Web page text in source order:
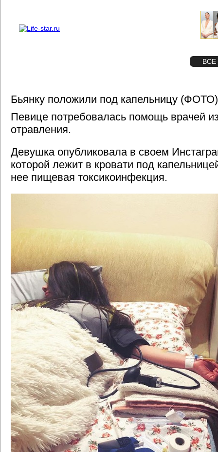
ВСЕ
Бьянку положили под капельницу (ФОТО)
Певице потребовалась помощь врачей
отравления.
Девушка опубликовала в своем
которой лежит в кровати под
нее пищевая токсикоинфекция.